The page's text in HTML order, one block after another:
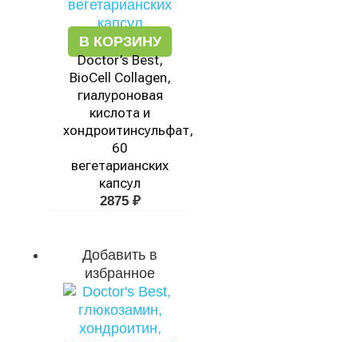
В КОРЗИНУ
Doctor’s Best,
BioCell Collagen,
гиалуроновая
кислота и
хондроитинсульфат,
60
вегетарианских
капсул
2875 ₽
Добавить в
избранное